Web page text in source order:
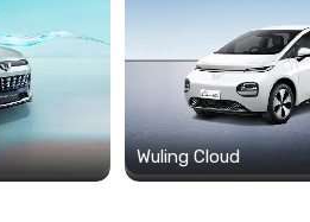
Wuling Cloud